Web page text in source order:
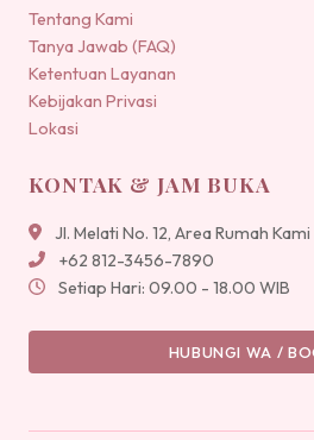
Tentang Kami
Tanya Jawab (FAQ)
Ketentuan Layanan
Kebijakan Privasi
Lokasi
KONTAK & JAM BUKA
Jl. Melati No. 12, Area Rumah Kami
+62 812-3456-7890
Setiap Hari: 09.00 - 18.00 WIB
HUBUNGI WA /